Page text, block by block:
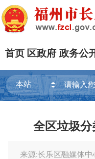
首页 区政府 政务公
全区垃圾
来源:长乐区融媒体中